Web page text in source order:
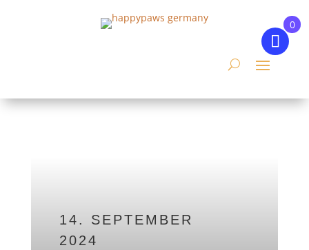
0
14. SEPTEMBER
2024